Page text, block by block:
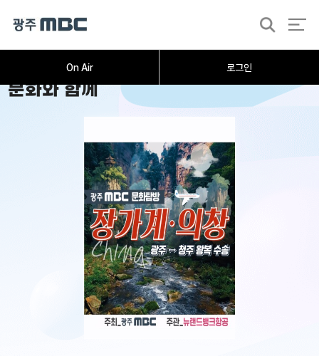
On Air 로그인
검
문화와 함께